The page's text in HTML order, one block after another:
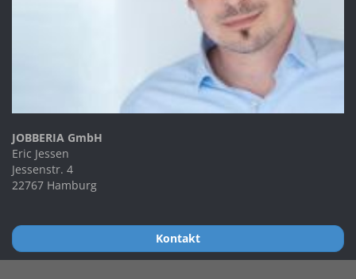
JOBBERIA GmbH
Eric Jessen
Jessenstr. 4
22767 Hamburg
Kontakt